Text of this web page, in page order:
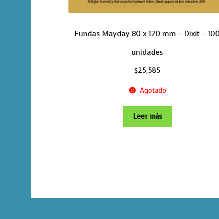
Fundas Mayday 80 x 120 mm – Dixit – 100
unidades
$25,585
Agotado
Leer más